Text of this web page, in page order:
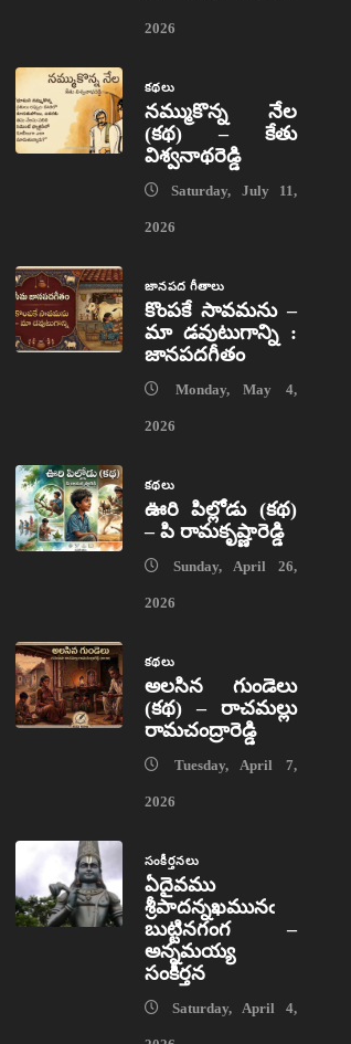
2026
కథలు
నమ్ముకొన్న నేల
(కథ) – కేతు
విశ్వనాథరెడ్డి
Saturday, July 11,
2026
జానపద గీతాలు
కొంపకే సావమను –
మా డవుటుగాన్ని :
జానపదగీతం
Monday, May 4,
2026
కథలు
ఊరి పిల్లోడు (కథ)
– పి రామకృష్ణారెడ్డి
Sunday, April 26,
2026
కథలు
అలసిన గుండెలు
(కథ) – రాచమల్లు
రామచంద్రారెడ్డి
Tuesday, April 7,
2026
సంకీర్తనలు
ఏదైవము
శ్రీపాదన్నఖమునఁ
బుట్టినగంగ –
అన్నమయ్య
సంకీర్తన
Saturday, April 4,